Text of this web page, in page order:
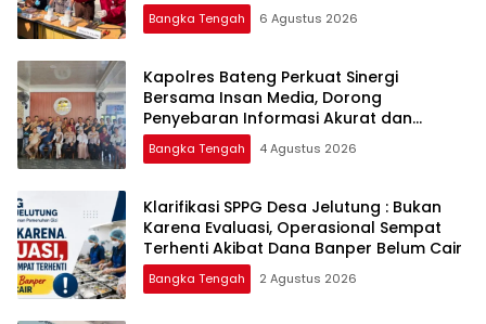
Bangka Tengah 6 Agustus 2026
‎Kapolres Bateng Perkuat Sinergi
Bersama Insan Media, Dorong
Penyebaran Informasi Akurat dan
Layanan Polri 110
Bangka Tengah 4 Agustus 2026
‎Klarifikasi SPPG Desa Jelutung : Bukan
Karena Evaluasi, Operasional Sempat
Terhenti Akibat Dana Banper Belum Cair
Bangka Tengah 2 Agustus 2026